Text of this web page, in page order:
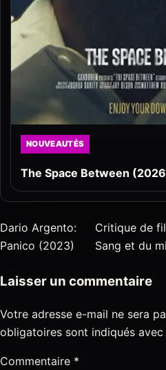
NOUVEAUTÉS
The Space Between
Dario Argento:
Panico (2023)
Critique de
Sang et du
Laisser un commentaire
Votre adresse e-mail ne sera
obligatoires sont indiqués avec
Commentaire *